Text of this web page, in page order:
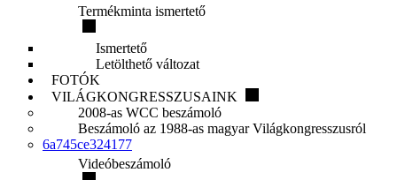
Termékminta ismertető
Ismertető
Letölthető változat
FOTÓK
VILÁGKONGRESSZUSAINK
2008-as WCC beszámoló
Beszámoló az 1988-as magyar Világkongresszusról
6a745ce324177
Videóbeszámoló